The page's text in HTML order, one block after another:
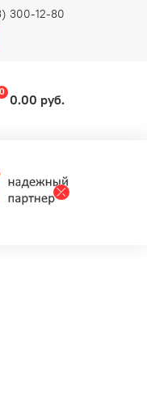
300-12-80
0 0.00 руб.